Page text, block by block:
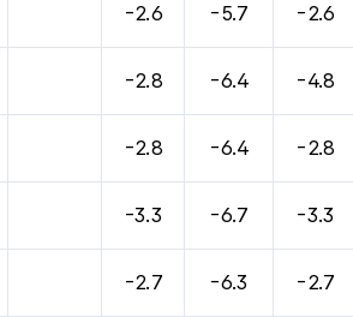
-2.6 -5.7 -2.6
-2.8 -6.4 -4.8
-2.8 -6.4 -2.8
-3.3 -6.7 -3.3
-2.7 -6.3 -2.7